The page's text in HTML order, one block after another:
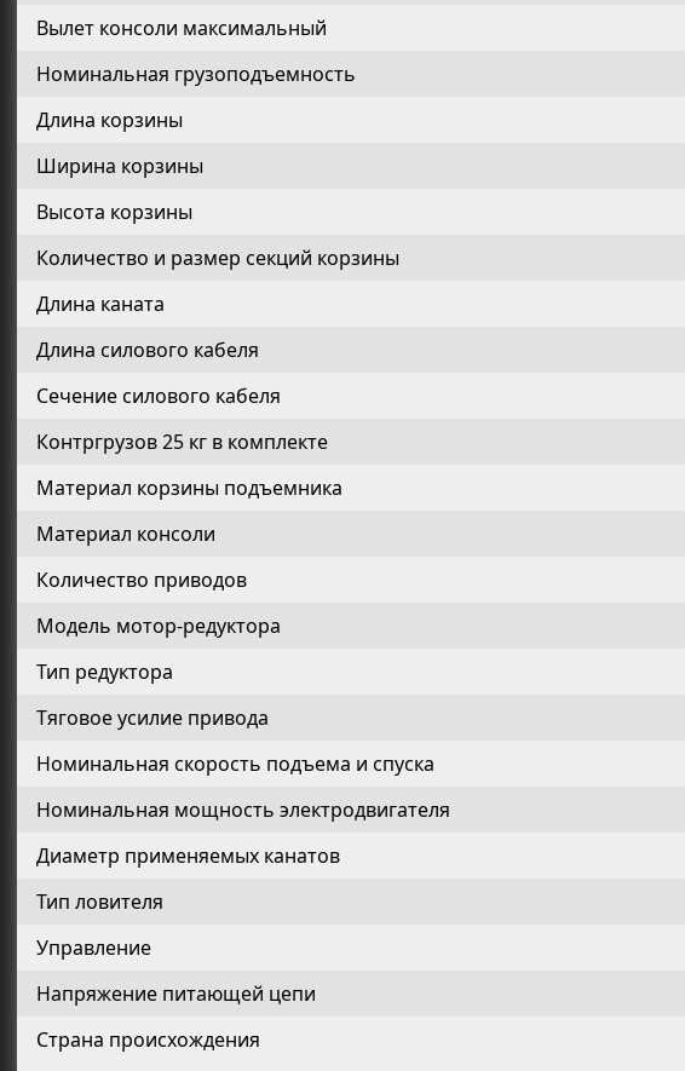
Вылет консоли максимальный
Номинальная грузоподъемность
Длина корзины
Ширина корзины
Высота корзины
Количество и размер секций корзины
Длина каната
Длина силового кабеля
Сечение силового кабеля
Контргрузов 25 кг в комплекте
Материал корзины подъемника
Материал консоли
Количество приводов
Модель мотор-редуктора
Тип редуктора
Тяговое усилие привода
Номинальная скорость подъема и спуска
Номинальная мощность электродвигателя
Диаметр применяемых канатов
Тип ловителя
Управление
Напряжение питающей цепи
Страна происхождения